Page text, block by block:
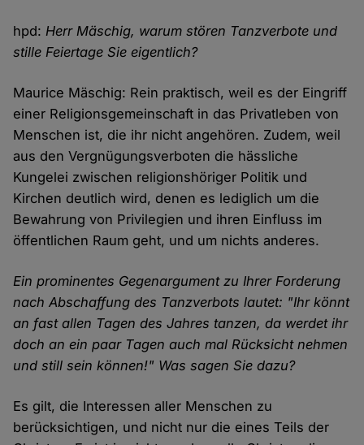
hpd:Herr Mäschig, warum stören Tanzverbote und
stille Feiertage Sie eigentlich?
Maurice Mäschig: Rein praktisch, weil es der Eingriff
einer Religionsgemeinschaft in das Privatleben von
Menschen ist, die ihr nicht angehören. Zudem, weil
aus den Vergnügungsverboten die hässliche
Kungelei zwischen religionshöriger Politik und
Kirchen deutlich wird, denen es lediglich um die
Bewahrung von Privilegien und ihren Einfluss im
öffentlichen Raum geht, und um nichts anderes.
Ein prominentes Gegenargument zu Ihrer Forderung
nach Abschaffung des Tanzverbots lautet: "Ihr könnt
an fast allen Tagen des Jahres tanzen, da werdet ihr
doch an ein paar Tagen auch mal Rücksicht nehmen
und still sein können!" Was sagen Sie dazu?
Es gilt, die Interessen aller Menschen zu
berücksichtigen, und nicht nur die eines Teils der